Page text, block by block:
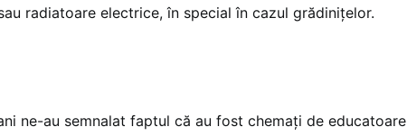
radiatoare electrice, în special în cazul grădinițelor.
ne-au semnalat faptul că au fost chemați de educatoare